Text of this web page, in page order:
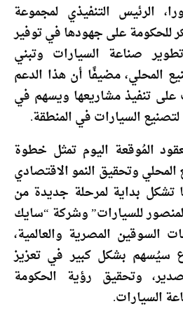
الرئيس التنفيذي لمجموعة
للحكومة على جهودها في توفير
صناعة السيارات وتبني
المحلي، مضيفًا أن هذا الدعم
تنفيذ مشاريعها ويسهم في
السيارات في المنطقة.
المُوقعة اليوم تمثل خطوة
وتحقيق النمو الاقتصادي
تشكل بداية لمرحلة جديدة من
للسيارات” وشركة “سايك
السوقين المصرية والعالمية،
سيُسهم بشكل كبير في تعزيز
وتحقيق رؤية الحكومة
السيارات.